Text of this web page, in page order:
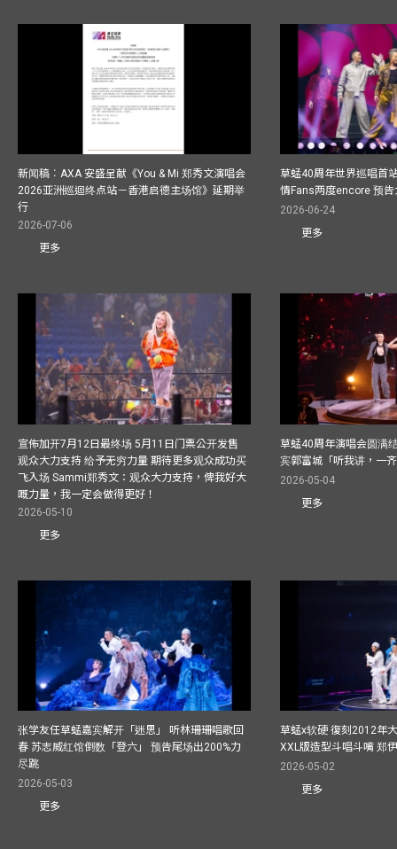
新闻稿︰AXA 安盛呈献《You & Mi 郑秀文演唱会
2026亚洲巡迴终点站－香港启德主场馆》延期举
行
2026-07-06
更多
草蜢40周年世界巡唱首
情Fans两度encore 预
2026-06-24
更多
宣佈加开7月12日最终场 5月11日门票公开发售
观众大力支持 给予无穷力量 期待更多观众成功买
飞入场 Sammi郑秀文：观众大力支持，俾我好大
嘅力量，我一定会做得更好！
2026-05-10
更多
草蜢40周年演唱会圆满
宾郭富城「听我讲，一
2026-05-04
更多
张学友任草蜢嘉宾解开「迷思」 听林珊珊唱歌回
春 苏志威红馆倒数「登六」 预告尾场出200%力
尽跳
2026-05-03
更多
草蜢x软硬 復刻2012年
XXL版造型斗唱斗嘴 郑
2026-05-02
更多